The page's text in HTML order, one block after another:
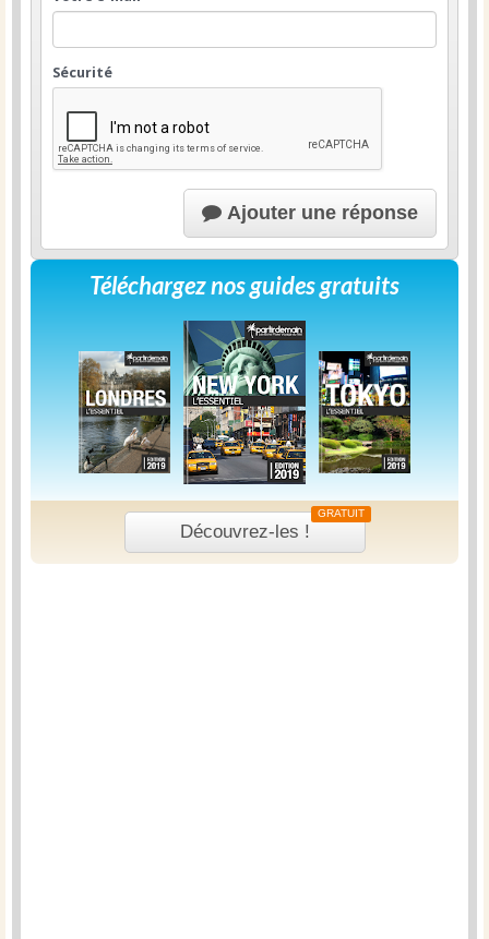
Sécurité
Ajouter une réponse
Téléchargez nos guides gratuits
Découvrez-les !
GRATUIT